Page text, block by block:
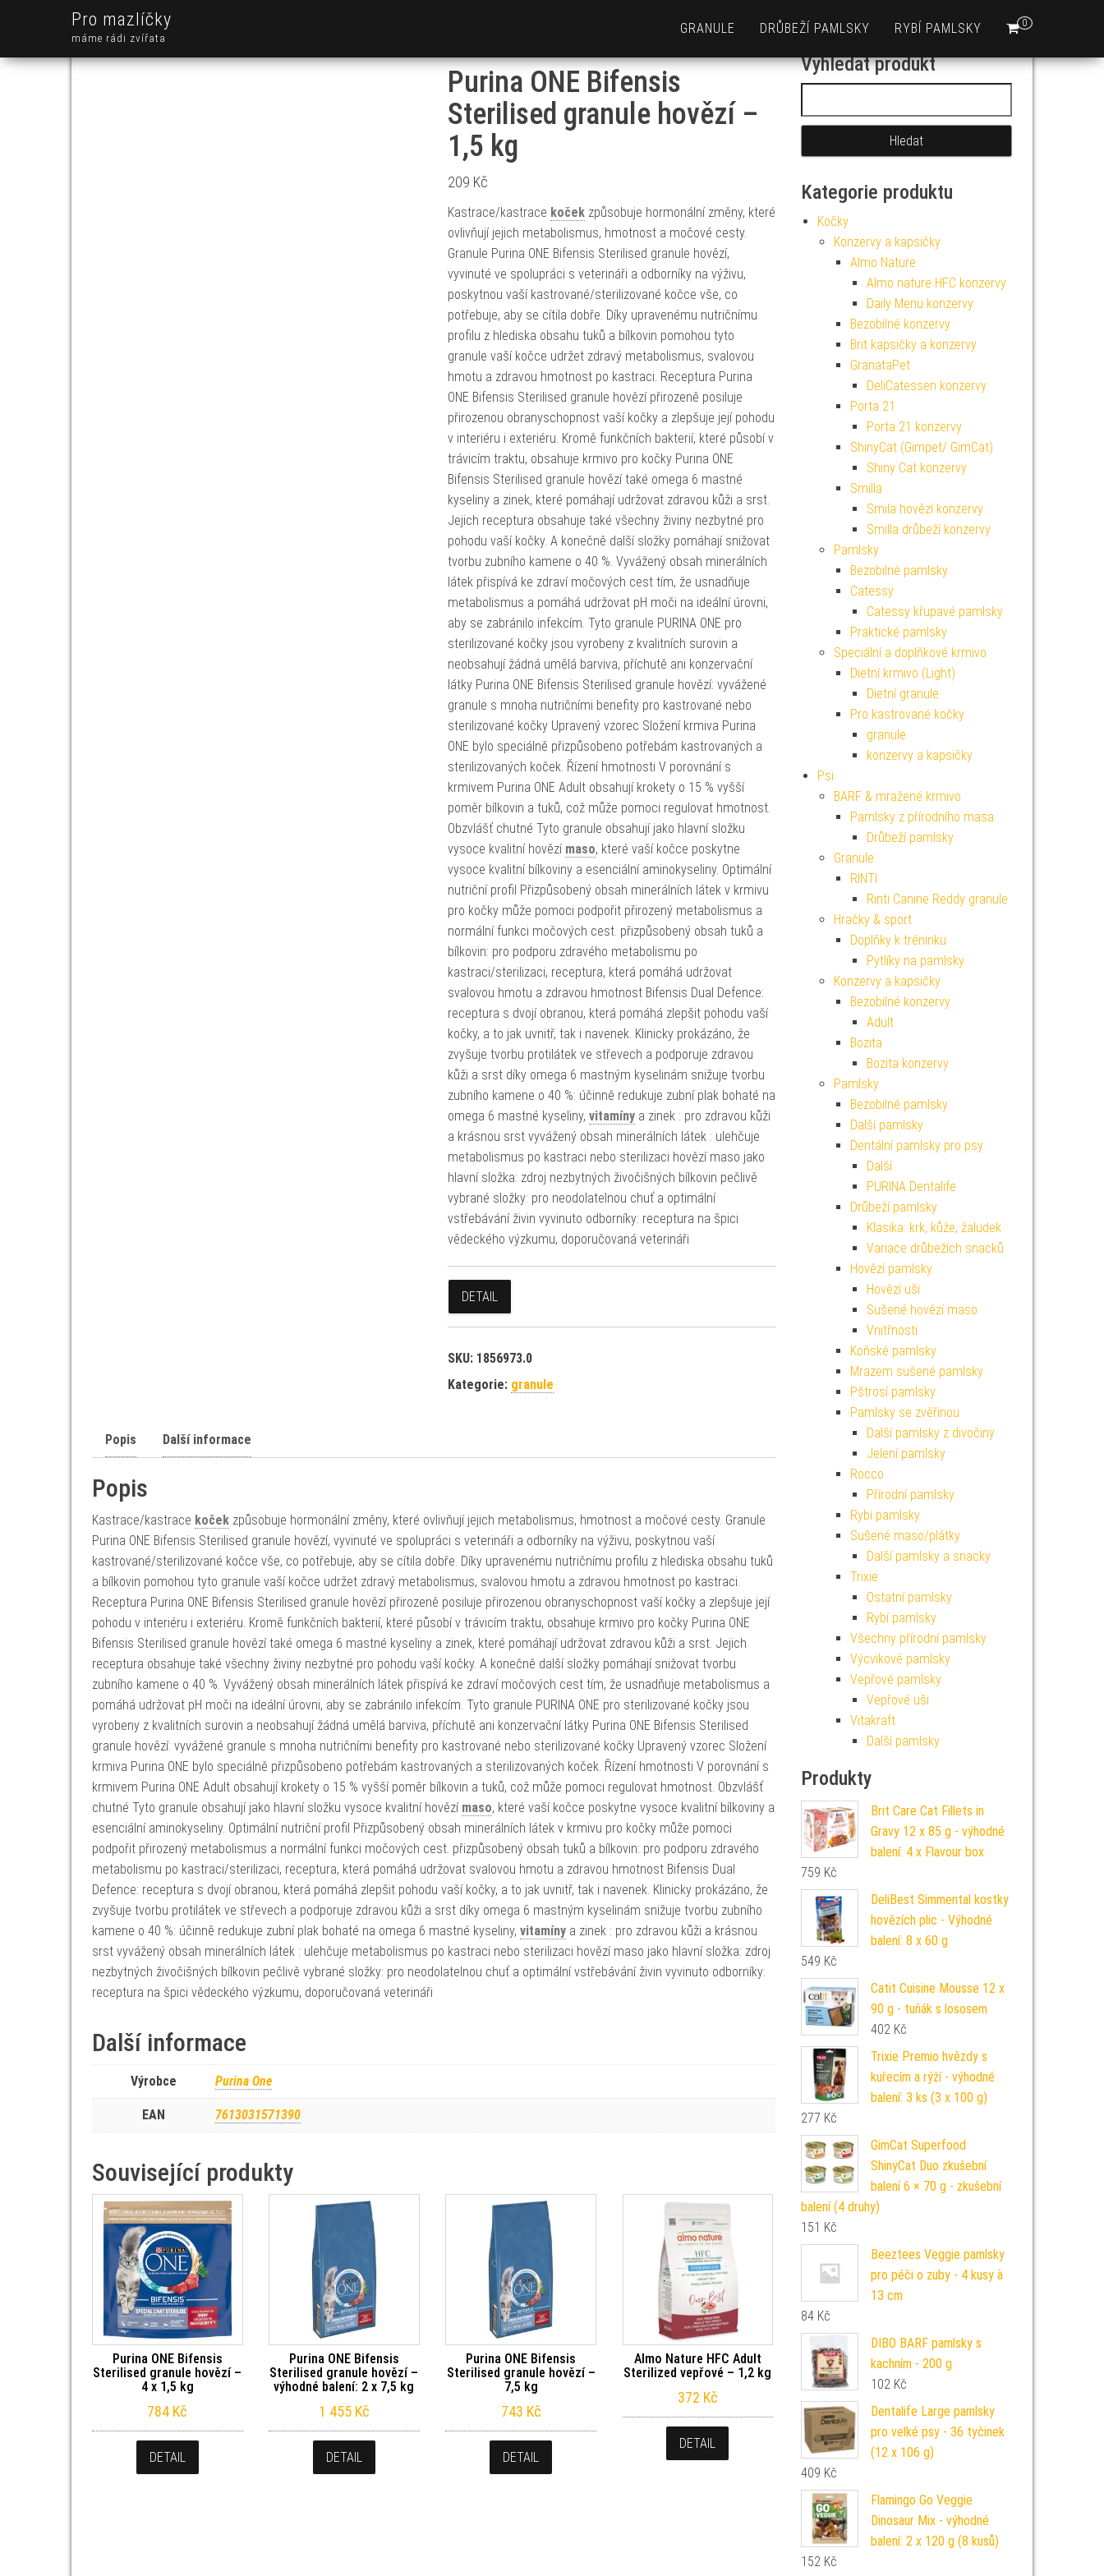
Pro mazlíčky
máme rádi zvířata
0
GRANULE DRŮBEŽÍ PAMLSKY RYBÍ PAMLSKY
Purina ONE Bifensis
Sterilised granule hovězí –
1,5 kg
209 Kč
Kastrace/kastrace kočekzpůsobuje hormonální změny, které
ovlivňují jejich metabolismus, hmotnost a močové cesty.
Granule Purina ONE Bifensis Sterilised granule hovězí,
vyvinuté ve spolupráci s veterináři a odborníky na výživu,
poskytnou vaší kastrované/sterilizované kočce vše, co
potřebuje, aby se cítila dobře. Díky upravenému nutričnímu
profilu z hlediska obsahu tuků a bílkovin pomohou tyto
granule vaší kočce udržet zdravý metabolismus, svalovou
hmotu a zdravou hmotnost po kastraci. Receptura Purina
ONE Bifensis Sterilised granule hovězí přirozeně posiluje
přirozenou obranyschopnost vaší kočky a zlepšuje její pohodu
v interiéru i exteriéru. Kromě funkčních bakterií, které působí v
trávicím traktu, obsahuje krmivo pro kočky Purina ONE
Bifensis Sterilised granule hovězí také omega 6 mastné
kyseliny a zinek, které pomáhají udržovat zdravou kůži a srst.
Jejich receptura obsahuje také všechny živiny nezbytné pro
pohodu vaší kočky. A konečně další složky pomáhají snižovat
tvorbu zubního kamene o 40 %. Vyvážený obsah minerálních
látek přispívá ke zdraví močových cest tím, že usnadňuje
metabolismus a pomáhá udržovat pH moči na ideální úrovni,
aby se zabránilo infekcím. Tyto granule PURINA ONE pro
sterilizované kočky jsou vyrobeny z kvalitních surovin a
neobsahují žádná umělá barviva, příchutě ani konzervační
látky Purina ONE Bifensis Sterilised granule hovězí: vyvážené
granule s mnoha nutričními benefity pro kastrované nebo
sterilizované kočky Upravený vzorec Složení krmiva Purina
ONE bylo speciálně přizpůsobeno potřebám kastrovaných a
sterilizovaných koček. Řízení hmotnosti V porovnání s
krmivem Purina ONE Adult obsahují krokety o 15 % vyšší
poměr bílkovin a tuků, což může pomoci regulovat hmotnost.
Obzvlášť chutné Tyto granule obsahují jako hlavní složku
vysoce kvalitní hovězí maso, které vaší kočce poskytne
vysoce kvalitní bílkoviny a esenciální aminokyseliny. Optimální
nutriční profil Přizpůsobený obsah minerálních látek v krmivu
pro kočky může pomoci podpořit přirozený metabolismus a
normální funkci močových cest. přizpůsobený obsah tuků a
bílkovin: pro podporu zdravého metabolismu po
kastraci/sterilizaci, receptura, která pomáhá udržovat
svalovou hmotu a zdravou hmotnost Bifensis Dual Defence:
receptura s dvojí obranou, která pomáhá zlepšit pohodu vaší
kočky, a to jak uvnitř, tak i navenek. Klinicky prokázáno, že
zvyšuje tvorbu protilátek ve střevech a podporuje zdravou
kůži a srst díky omega 6 mastným kyselinám snižuje tvorbu
zubního kamene o 40 %: účinně redukuje zubní plak bohaté na
omega 6 mastné kyseliny, vitamínya zinek : pro zdravou kůži
a krásnou srst vyvážený obsah minerálních látek : ulehčuje
metabolismus po kastraci nebo sterilizaci hovězí maso jako
hlavní složka: zdroj nezbytných živočišných bílkovin pečlivě
vybrané složky: pro neodolatelnou chuť a optimální
vstřebávání živin vyvinuto odborníky: receptura na špici
vědeckého výzkumu, doporučovaná veterináři
DETAIL
SKU: 1856973.0
Kategorie: granule
Popis Další informace
Popis
Kastrace/kastrace koček způsobuje hormonální změny, které ovlivňují jejich metabolismus, hmotnost a močové cesty. Granule
Purina ONE Bifensis Sterilised granule hovězí, vyvinuté ve spolupráci s veterináři a odborníky na výživu, poskytnou vaší
kastrované/sterilizované kočce vše, co potřebuje, aby se cítila dobře. Díky upravenému nutričnímu profilu z hlediska obsahu tuků
a bílkovin pomohou tyto granule vaší kočce udržet zdravý metabolismus, svalovou hmotu a zdravou hmotnost po kastraci.
Receptura Purina ONE Bifensis Sterilised granule hovězí přirozeně posiluje přirozenou obranyschopnost vaší kočky a zlepšuje její
pohodu v interiéru i exteriéru. Kromě funkčních bakterií, které působí v trávicím traktu, obsahuje krmivo pro kočky Purina ONE
Bifensis Sterilised granule hovězí také omega 6 mastné kyseliny a zinek, které pomáhají udržovat zdravou kůži a srst. Jejich
receptura obsahuje také všechny živiny nezbytné pro pohodu vaší kočky. A konečně další složky pomáhají snižovat tvorbu
zubního kamene o 40 %. Vyvážený obsah minerálních látek přispívá ke zdraví močových cest tím, že usnadňuje metabolismus a
pomáhá udržovat pH moči na ideální úrovni, aby se zabránilo infekcím. Tyto granule PURINA ONE pro sterilizované kočky jsou
vyrobeny z kvalitních surovin a neobsahují žádná umělá barviva, příchutě ani konzervační látky Purina ONE Bifensis Sterilised
granule hovězí: vyvážené granule s mnoha nutričními benefity pro kastrované nebo sterilizované kočky Upravený vzorec Složení
krmiva Purina ONE bylo speciálně přizpůsobeno potřebám kastrovaných a sterilizovaných koček. Řízení hmotnosti V porovnání s
krmivem Purina ONE Adult obsahují krokety o 15 % vyšší poměr bílkovin a tuků, což může pomoci regulovat hmotnost. Obzvlášť
chutné Tyto granule obsahují jako hlavní složku vysoce kvalitní hovězí maso, které vaší kočce poskytne vysoce kvalitní bílkoviny a
esenciální aminokyseliny. Optimální nutriční profil Přizpůsobený obsah minerálních látek v krmivu pro kočky může pomoci
podpořit přirozený metabolismus a normální funkci močových cest. přizpůsobený obsah tuků a bílkovin: pro podporu zdravého
metabolismu po kastraci/sterilizaci, receptura, která pomáhá udržovat svalovou hmotu a zdravou hmotnost Bifensis Dual
Defence: receptura s dvojí obranou, která pomáhá zlepšit pohodu vaší kočky, a to jak uvnitř, tak i navenek. Klinicky prokázáno, že
zvyšuje tvorbu protilátek ve střevech a podporuje zdravou kůži a srst díky omega 6 mastným kyselinám snižuje tvorbu zubního
kamene o 40 %: účinně redukuje zubní plak bohaté na omega 6 mastné kyseliny, vitamíny a zinek : pro zdravou kůži a krásnou
srst vyvážený obsah minerálních látek : ulehčuje metabolismus po kastraci nebo sterilizaci hovězí maso jako hlavní složka: zdroj
nezbytných živočišných bílkovin pečlivě vybrané složky: pro neodolatelnou chuť a optimální vstřebávání živin vyvinuto odborníky:
receptura na špici vědeckého výzkumu, doporučovaná veterináři
Další informace
Výrobce Purina One
EAN 7613031571390
Související produkty
Purina ONE Bifensis
Sterilised granule hovězí –
4 x 1,5 kg
784 Kč
DETAIL
Purina ONE Bifensis
Sterilised granule hovězí –
výhodné balení: 2 x 7,5 kg
1 455 Kč
DETAIL
Purina ONE Bifensis
Sterilised granule hovězí –
7,5 kg
743 Kč
DETAIL
Almo Nature HFC Adult
Sterilized vepřové – 1,2 kg
372 Kč
DETAIL
Vyhledat produkt
Kategorie produktu
Kočky
Konzervy a kapsičky
Almo Nature
Almo nature HFC konzervy
Daily Menu konzervy
Bezobilné konzervy
Brit kapsičky a konzervy
GranataPet
DeliCatessen konzervy
Porta 21
Porta 21 konzervy
ShinyCat (Gimpet/ GimCat)
Shiny Cat konzervy
Smilla
Smila hovězí konzervy
Smilla drůbeží konzervy
Pamlsky
Bezobilné pamlsky
Catessy
Catessy křupavé pamlsky
Praktické pamlsky
Speciální a doplňkové krmivo
Dietní krmivo (Light)
Dietní granule
Pro kastrované kočky
granule
konzervy a kapsičky
Psi
BARF & mražené krmivo
Pamlsky z přírodního masa
Drůbeží pamlsky
Granule
RINTI
Rinti Canine Reddy granule
Hračky & sport
Doplňky k tréninku
Pytlíky na pamlsky
Konzervy a kapsičky
Bezobilné konzervy
Adult
Bozita
Bozita konzervy
Pamlsky
Bezobilné pamlsky
Další pamlsky
Dentální pamlsky pro psy
Další
PURINA Dentalife
Drůbeží pamlsky
Klasika: krk, kůže, žaludek
Variace drůbežích snacků
Hovězí pamlsky
Hovězí uši
Sušené hovězí maso
Vnitřnosti
Koňské pamlsky
Mrazem sušené pamlsky
Pštrosí pamlsky
Pamlsky se zvěřinou
Další pamlsky z divočiny
Jelení pamlsky
Rocco
Přírodní pamlsky
Rybí pamlsky
Sušené maso/plátky
Další pamlsky a snacky
Trixie
Ostatní pamlsky
Rybí pamlsky
Všechny přírodní pamlsky
Výcvikové pamlsky
Vepřové pamlsky
Vepřové uši
Vitakraft
Další pamlsky
Produkty
Brit Care Cat Fillets in
Gravy 12 x 85 g - výhodné
balení: 4 x Flavour box
759 Kč
DeliBest Simmental kostky
hovězích plic - Výhodné
balení: 8 x 60 g
549 Kč
Catit Cuisine Mousse 12 x
90 g - tuňák s lososem
402 Kč
Trixie Premio hvězdy s
kuřecím a rýží - výhodné
balení: 3 ks (3 x 100 g)
277 Kč
GimCat Superfood
ShinyCat Duo zkušební
balení 6 × 70 g - zkušební
balení (4 druhy)
151 Kč
Beeztees Veggie pamlsky
pro péči o zuby - 4 kusy à
13 cm
84 Kč
DIBO BARF pamlsky s
kachním - 200 g
102 Kč
Dentalife Large pamlsky
pro velké psy - 36 tyčinek
(12 x 106 g)
409 Kč
Flamingo Go Veggie
Dinosaur Mix - výhodné
balení: 2 x 120 g (8 kusů)
152 Kč